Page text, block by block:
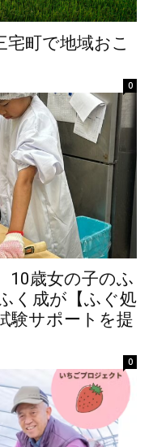
宅町で地域おこ
0
10歳女の子のふ
く成が【ふぐ処
験サポートを提
0